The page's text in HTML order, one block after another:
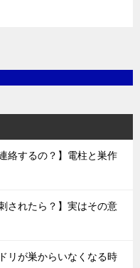
絡するの？】電柱と巣作
されたら？】実はその意
リが巣からいなくなる時